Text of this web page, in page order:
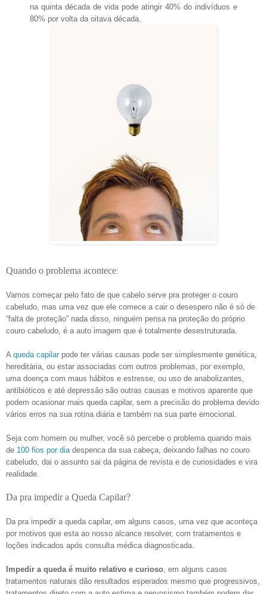
na quinta década de vida pode atingir 40% do indivíduos e
80% por volta da oitava década.
Quando o problema acontece:
Vamos começar pelo fato de que cabelo serve pra proteger o couro
cabeludo, mas uma vez que ele comece a cair o desespero não é só de
“falta de proteção” nada disso, ninguém pensa na proteção do próprio
couro cabeludo, é a auto imagem que é totalmente desestruturada.
A queda capilar pode ter várias causas pode ser simplesmente genética,
hereditária, ou estar associadas com outros problemas, por exemplo,
uma doença com maus hábitos e estresse, ou uso de anabolizantes,
antibióticos e até depressão são outras causas e motivos aparente que
podem ocasionar mais queda capilar, sem a precisão do problema devido
vários erros na sua rotina diária e também na sua parte emocional.
Seja com homem ou mulher, você só percebe o problema quando mais
de 100 fios por diadespenca da sua cabeça, deixando falhas no couro
cabeludo, dai o assunto sai da página de revista e de curiosidades e vira
realidade.
Da pra impedir a Queda Capilar?
Da pra impedir a queda capilar, em alguns casos, uma vez que aconteça
por motivos que esta ao nosso alcance resolver, com tratamentos e
loções indicados após consulta médica diagnosticada.
Impedir a queda é muito relativo e curioso, em alguns casos
tratamentos naturais dão resultados esperados mesmo que progressivos,